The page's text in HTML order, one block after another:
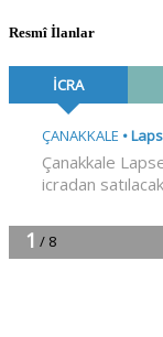
Resmî İlanlar